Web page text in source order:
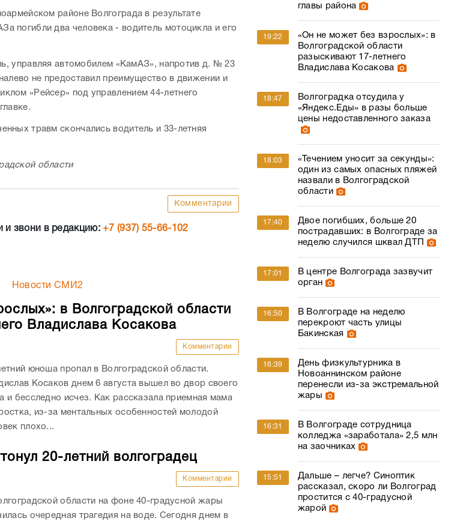
районе Волгограда в результате
погибли два человека - водитель мотоцикла и его
управляя автомобилем «КамАЗ», напротив д. № 23
не предоставил преимущество в движении и
«Рейсер» под управлением 44-летнего
травм скончались водитель и 33-летняя
области
Комментарии
и звони в редакцию:+7 (937) 55-66-102
Новости СМИ2
в Волгоградской области
Владислава Косакова
Комментарии
юноша пропал в Волгоградской области.
Косаков днем 6 августа вышел во двор своего
и бесследно исчез. Как рассказала приемная мама
из-за ментальных особенностей молодой
плохо...
20-летний волгоградец
Комментарии
области на фоне 40-градусной жары
очередная трагедия на воде. Сегодня днем в
главы района
19:22
«Он не может без взрослых»: в
Волгоградской области
разыскивают 17-летнего
Владислава Косакова
18:47
Волгоградка отсудила у
«Яндекс.Еды» в разы больше
цены недоставленного заказа
18:03
«Течением уносит за секунды»:
один из самых опасных пляжей
назвали в Волгоградской
области
17:40
Двое погибших, больше 20
пострадавших: в Волгограде за
неделю случился шквал ДТП
17:01
В центре Волгограда зазвучит
орган
16:50
В Волгограде на неделю
перекроют часть улицы
Бакинская
16:39
День физкультурника в
Новоаннинском районе
перенесли из-за экстремальной
жары
16:31
В Волгограде сотрудница
колледжа «заработала» 2,5 млн
на заочниках
15:51
Дальше – легче? Синоптик
рассказал, скоро ли Волгоград
простится с 40-градусной
жарой